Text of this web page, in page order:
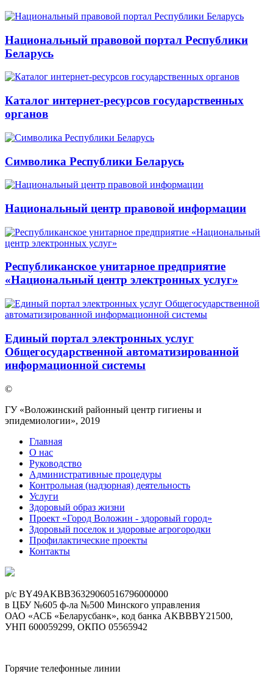
Национальный правовой портал Республики
Беларусь
Каталог интернет-ресурсов государственных
органов
Символика Республики Беларусь
Национальный центр правовой информации
Республиканское унитарное предприятие
«Национальный центр электронных услуг»
Единый портал электронных услуг
Общегосударственной автоматизированной
информационной системы
©
ГУ «Воложинский районный центр гигиены и
эпидемиологии», 2019
Главная
О нас
Руководство
Административные процедуры
Контрольная (надзорная) деятельность
Услуги
Здоровый образ жизни
Проект «Город Воложин - здоровый город»
Здоровый поселок и здоровые агрогородки
Профилактические проекты
Контакты
p/c BY49AKBB36329060516796000000
в ЦБУ №605 ф-ла №500 Минского управления
ОАО «АСБ «Беларусбанк», код банка AKBBBY21500,
УНП 600059299, ОКПО 05565942
Горячие телефонные линии